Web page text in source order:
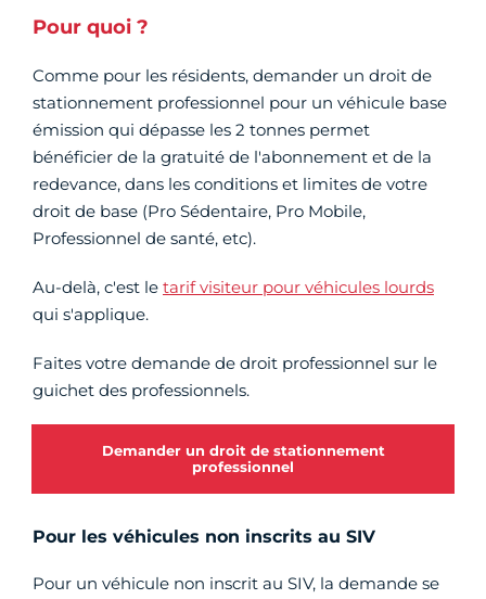
Pour quoi ?
Comme pour les résidents, demander un droit de
stationnement professionnel pour un véhicule base
émission qui dépasse les 2 tonnes permet
bénéficier de la gratuité de l'abonnement et de la
redevance, dans les conditions et limites de votre
droit de base (Pro Sédentaire, Pro Mobile,
Professionnel de santé, etc).
Au-delà, c'est le tarif visiteur pour véhicules lourds
qui s'applique.
Faites votre demande de droit professionnel sur le
guichet des professionnels.
Demander un droit de stationnement
professionnel
Pour les véhicules non inscrits au SIV
Pour un véhicule non inscrit au SIV, la demande se